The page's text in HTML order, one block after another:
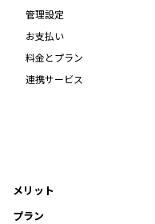
管理設定
お支払い
料金とプラン
連携サービス
メリット
プラン